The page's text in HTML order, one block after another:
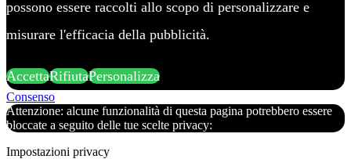
possono essere raccolti allo scopo di personalizzare e
misurare l'efficacia della pubblicità.
AccettaRifiutaPersonalizza
Consenso
Attenzione: alcune funzionalità di questa pagina potrebbero essere
bloccate a seguito delle tue scelte privacy:
Impostazioni privacy